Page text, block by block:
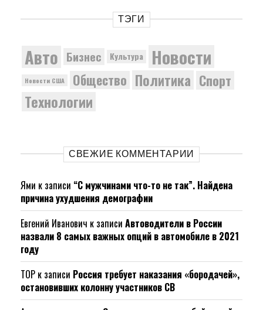
ТЭГИ
Авто Бизнес Культура Новости
Новости США Общество Политика Спорт
Технологии
СВЕЖИЕ КОММЕНТАРИИ
Ями к записи “С мужчинами что-то не так”. Найдена
причина ухудшения демографии
Евгений Иванович к записи Автоводители в России
назвали 8 самых важных опций в автомобиле в 2021
году
ТОР к записи Россия требует наказания «бородачей»,
остановивших колонну участников СВ